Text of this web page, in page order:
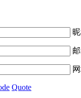
Quote